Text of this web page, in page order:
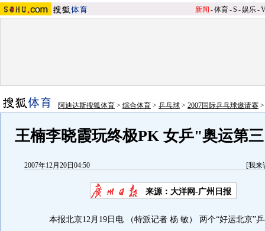
新闻 -体育-S -娱乐-
阿迪达斯搜狐体育 > 综合体育 > 乒乓球 > 2007国际乒乓球邀请赛
王楠李晓霞玩终极PK 女乒"奥运第
2007年12月20日04:50 [我来
来源：大洋网-广州日报
本报北京12月19日电 （特派记者 杨 敏） 两个“好运北京”乒